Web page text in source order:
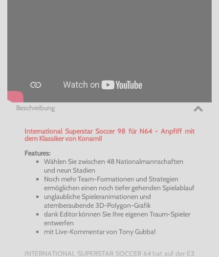
Beschreibung
International Superstar Soccer 98 für N64 - Anpfiff mit
dem Klassiker von Konami!
Features:
Wählen Sie zwischen 48 Nationalmannschaften
und neun Stadien
Noch mehr Team-Formationen und Strategien
ermöglichen einen noch tiefer gehenden Spielablauf
unglaubliche Spieleranimationen und
atemberaubende 3D-Polygon-Grafik
dank Editor können Sie Ihre eigenen Traum-Spieler
entwerfen
mit Live-Kommentar von Tony Gubba!
INTERNATIONAL SUPERSTAR SOCCER 64 hat auf der E3